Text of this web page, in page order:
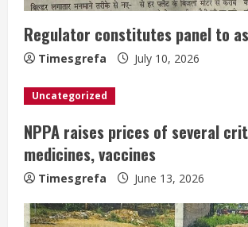
Regulator constitutes panel to
Timesgrefa July 10, 2026
Uncategorized
NPPA raises prices of several
medicines, vaccines
Timesgrefa June 13, 2026